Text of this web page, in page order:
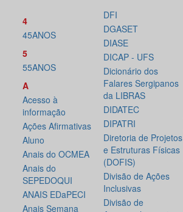
4
45ANOS
5
55ANOS
A
Acesso à
informação
Ações Afirmativas
Aluno
Anais do OCMEA
Anais do
SEPEDOQUI
ANAIS EDaPECI
Anais Semana
DFI
DGASET
DIASE
DICAP - UFS
Dicionário dos
Falares Sergipanos
da LIBRAS
DIDATEC
DIPATRI
Diretoria de Projetos
e Estruturas Físicas
(DOFIS)
Divisão de Ações
Inclusivas
Divisão de